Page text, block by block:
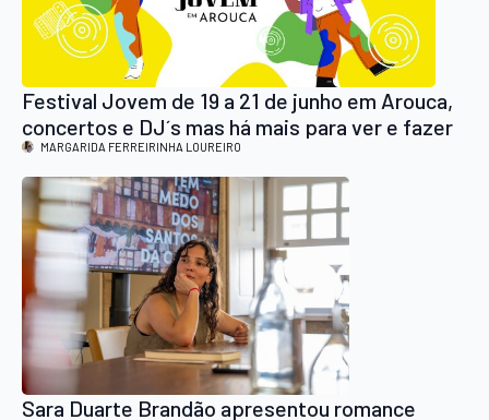
Festival Jovem de 19 a 21 de junho em Arouca,
concertos e DJ´s mas há mais para ver e fazer
MARGARIDA FERREIRINHA LOUREIRO
Sara Duarte Brandão apresentou romance